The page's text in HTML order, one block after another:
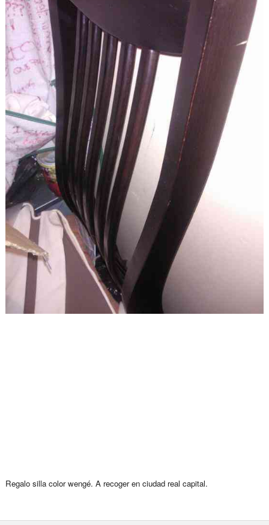
Regalo silla color wengé. A recoger en ciudad real capital.